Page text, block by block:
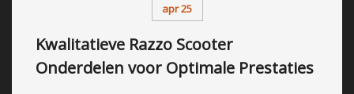
apr 25
Kwalitatieve Razzo Scooter
Onderdelen voor Optimale Prestaties